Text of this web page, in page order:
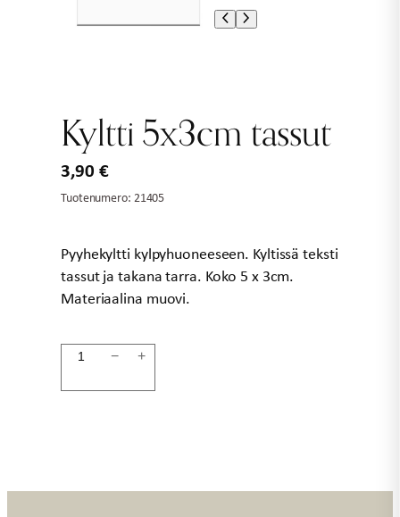
Kyltti 5x3cm tassut
3,90 €
Tuotenumero: 21405
Pyyhekyltti kylpyhuoneeseen. Kyltissä teksti
tassut ja takana tarra. Koko 5 x 3cm.
Materiaalina muovi.
Kyltti
− +